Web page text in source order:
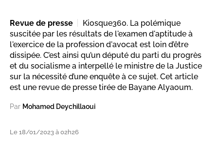
Revue de presse
Kiosque360. La polémique
suscitée par les résultats de l'examen d'aptitude à
l'exercice de la profession d'avocat est loin d’être
dissipée. C’est ainsi qu’un député du parti du progrès
et du socialisme a interpellé le ministre de la Justice
sur la nécessité d’une enquête à ce sujet. Cet article
est une revue de presse tirée de Bayane Alyaoum.
Par Mohamed Deychillaoui
Le 18/01/2023 à 02h26